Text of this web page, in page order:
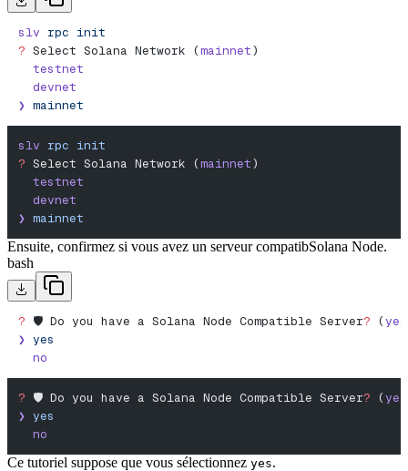
slv rpc init
? Select Solana Network (mainnet)
  testnet
  devnet
❯ mainnet
slv rpc init
? Select Solana Network (mainnet)
  testnet
  devnet
❯ mainnet
Ensuite, confirmez si vous avez un serveur compatibSolana Node.
bash
? 🛡️ Do you have a Solana Node Compatible Server? (yes
❯ yes
  no
? 🛡️ Do you have a Solana Node Compatible Server? (yes
❯ yes
  no
Ce tutoriel suppose que vous sélectionnez yes.